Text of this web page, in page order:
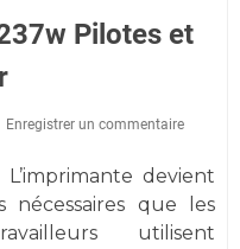
Pilotes et
Enregistrer un commentaire
devient
nécessaires que les
utilisent